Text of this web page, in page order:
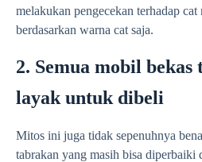
melakukan pengecekan terhadap
berdasarkan warna cat saja.
2. Semua mobil
layak untuk dibeli
Mitos ini juga tidak sepenuhnya
tabrakan yang masih bisa diperbaiki